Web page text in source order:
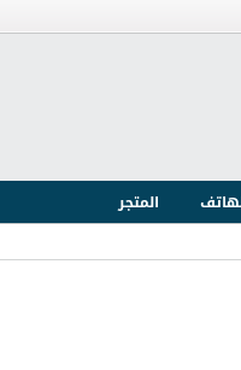
المتجر